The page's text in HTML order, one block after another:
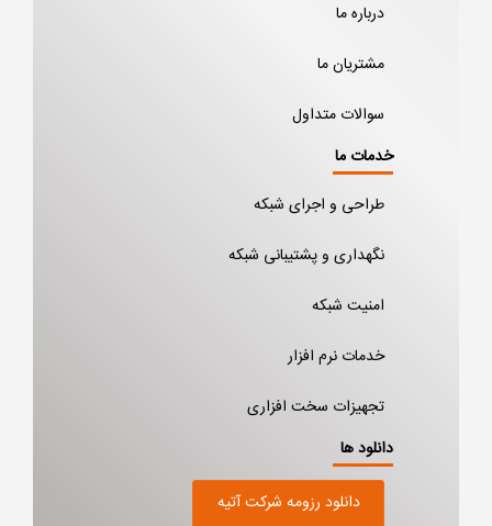
درباره ما
مشتریان ما
سوالات متداول
خدمات ما
طراحی و اجرای شبکه
نگهداری و پشتیبانی شبکه
امنیت شبکه
خدمات نرم افزار
تجهیزات سخت افزاری
دانلود ها
دانلود رزومه شرکت آتیه